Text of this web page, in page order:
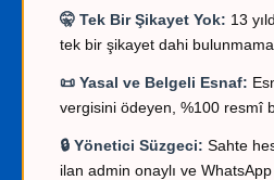
🤫 Tek Bir Şikayet Yok: 13
tek bir şikayet dahi
📜 Yasal ve Belgeli Esnaf:
vergisini ödeyen, %100 resmî
🔒 Yönetici Süzgeci: Sahte
ilan admin onaylı ve